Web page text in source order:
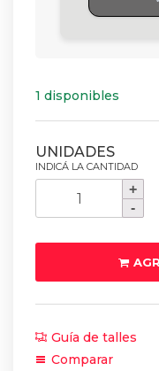
1 disponibles
YBR250
Guía de talles
Comparar